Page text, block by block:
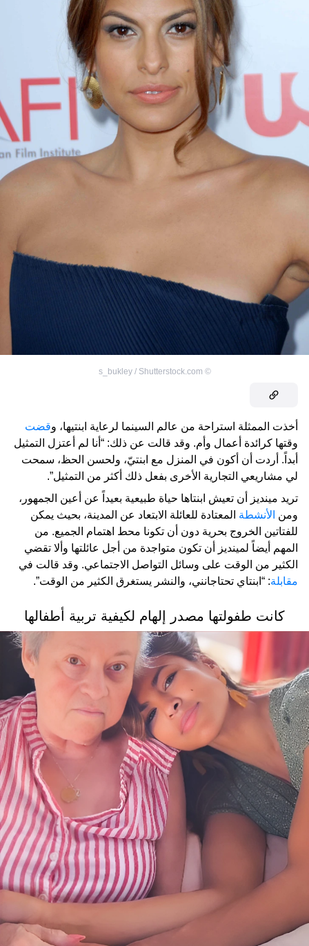
©
s_bukley / Shutterstock.com
أخذت الممثلة استراحة من عالم السينما لرعاية ابنتيها، وقضت
وقتها كرائدة أعمال وأم. وقد قالت عن ذلك: “أنا لم أعتزل التمثيل
أبداً. أردت أن أكون في المنزل مع ابنتيّ، ولحسن الحظ، سمحت
لي مشاريعي التجارية الأخرى بفعل ذلك أكثر من التمثيل”.
تريد مينديز أن تعيش ابنتاها حياة طبيعية بعيداً عن أعين الجمهور،
ومن الأنشطة المعتادة للعائلة الابتعاد عن المدينة، بحيث يمكن
للفتاتين الخروج بحرية دون أن تكونا محط اهتمام الجميع. من
المهم أيضاً لمينديز أن تكون متواجدة من أجل عائلتها وألا تقضي
الكثير من الوقت على وسائل التواصل الاجتماعي. وقد قالت في
مقابلة: “ابنتاي تحتاجانني، والنشر يستغرق الكثير من الوقت”.
كانت طفولتها مصدر إلهام لكيفية تربية أطفالها